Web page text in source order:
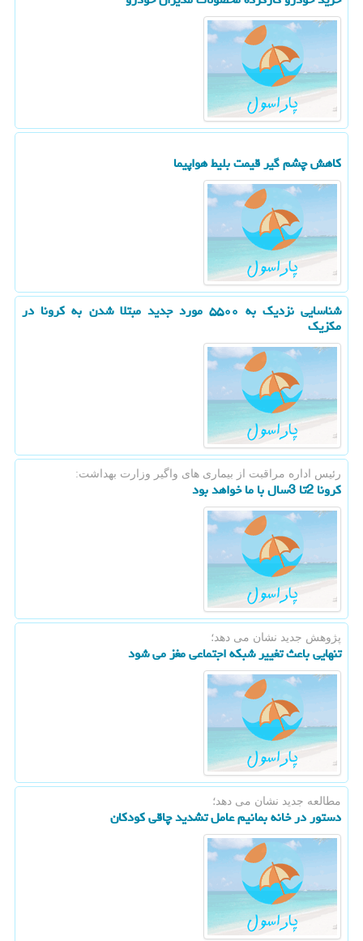
كاهش چشم گیر قیمت بلیط هواپیما
شناسایی نزدیك به ۵۵۰۰ مورد جدید مبتلا شدن به كرونا در
مكزیك
رئیس اداره مراقبت از بیماری های واگیر وزارت بهداشت:
كرونا 2تا 3سال با ما خواهد بود
پژوهش جدید نشان می دهد؛
تنهایی باعث تغییر شبكه اجتماعی مغز می شود
مطالعه جدید نشان می دهد؛
دستور در خانه بمانیم عامل تشدید چاقی كودكان